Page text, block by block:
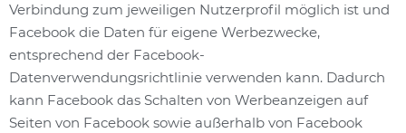
Verbindung zum jeweiligen Nutzerprofil möglich ist und
Facebook die Daten für eigene Werbezwecke,
entsprechend der Facebook-
Datenverwendungsrichtlinie verwenden kann. Dadurch
kann Facebook das Schalten von Werbeanzeigen auf
Seiten von Facebook sowie außerhalb von Facebook